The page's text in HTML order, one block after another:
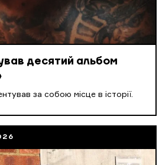
десятий альбом
за собою місце в історії.